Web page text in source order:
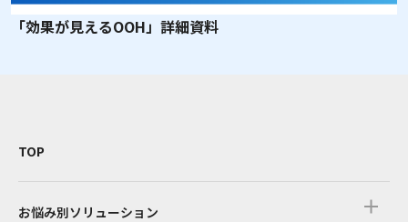
「効果が見えるOOH」詳細資料
TOP
お悩み別ソリューション